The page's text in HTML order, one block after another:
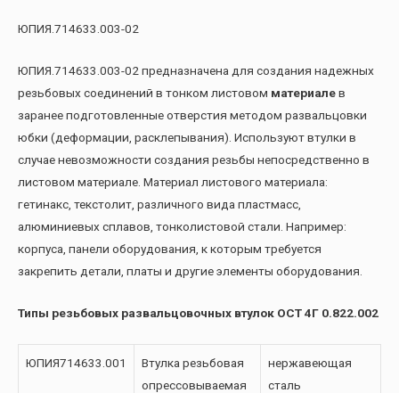
ЮПИЯ.714633.003-02
ЮПИЯ.714633.003-02 предназначена для создания надежных
резьбовых соединений в тонком листовом материалев
заранее подготовленные отверстия методом развальцовки
юбки (деформации, расклепывания). Используют втулки в
случае невозможности создания резьбы непосредственно в
листовом материале. Материал листового материала:
гетинакс, текстолит, различного вида пластмасс,
алюминиевых сплавов, тонколистовой стали. Например:
корпуса, панели оборудования, к которым требуется
закрепить детали, платы и другие элементы оборудования.
Типы резьбовых развальцовочных втулок ОСТ 4Г 0.822.002
ЮПИЯ714633.001
Втулка резьбовая
опрессовываемая
нержавеющая
сталь